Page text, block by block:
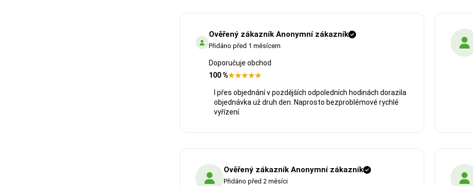
Ověřený zákazník Anonymní zákazník
Přidáno před 1 měsícem
Doporučuje obchod
100 %
I přes objednání v pozdějších odpoledních hodinách dorazila
objednávka už druh den. Naprosto bezproblémové rychlé
vyřízení.
Ověřený zákazník Anonymní zákazník
Přidáno před 2 měsíci